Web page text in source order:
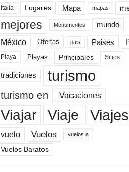
Italia Lugares Mapa mapas
mejores Monumentos mundo
México Ofertas pais Paises
Playa Playas Principales Sitios
tradiciones turismo
turismo en Vacaciones
Viajar Viaje Viajes
vuelo Vuelos vuelos a
Vuelos Baratos